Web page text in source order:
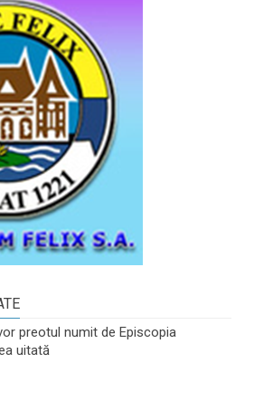
preotul numit de Episcopia
uitată